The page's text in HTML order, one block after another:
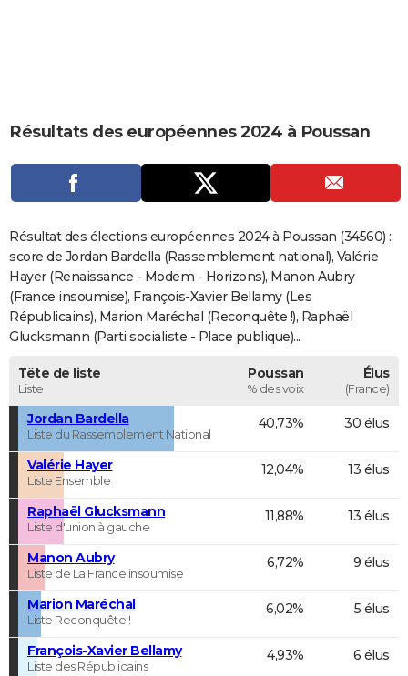
CARTE DE VOEUX
Carte de Noël
Carte Bonne année
Carte Saint-Valentin
Carte Pâques
Carte d'anniversaire
DICTIONNAIRE
Dictionnaire
Biographies
Citations
Expressions
Proverbes
PROGRAMME TV
COPAINS D'AVANT
S'inscrire
Se connecter
Lycées
Collèges
Primaires
Universités
Entreprises
Service militaire
Avis de recherche
AVIS DE DÉCÈS
FORUM
Résultats des européennes 2024 à Poussan
Résultat des élections européennes 2024 à Poussan (34560) :
score de Jordan Bardella (Rassemblement national), Valérie
Hayer (Renaissance - Modem - Horizons), Manon Aubry
(France insoumise), François-Xavier Bellamy (Les
Républicains), Marion Maréchal (Reconquête !), Raphaël
Glucksmann (Parti socialiste - Place publique)...
Tête de liste
Liste
Poussan
% des voix
Élus
(France)
Jordan Bardella
Liste du Rassemblement National
40,73% 30 élus
Valérie Hayer
Liste Ensemble
12,04% 13 élus
Raphaël Glucksmann
Liste d'union à gauche
11,88% 13 élus
Manon Aubry
Liste de La France insoumise
6,72% 9 élus
Marion Maréchal
Liste Reconquête !
6,02% 5 élus
François-Xavier Bellamy
Liste des Républicains
4,93% 6 élus